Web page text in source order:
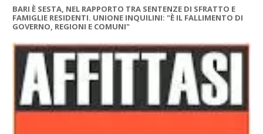
BARI È SESTA, NEL RAPPORTO TRA SENTENZE DI SFRATTO E
FAMIGLIE RESIDENTI. UNIONE INQUILINI: "È IL FALLIMENTO DI
GOVERNO, REGIONI E COMUNI"